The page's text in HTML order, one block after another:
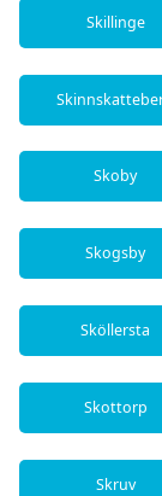
Skillinge
Skoby
Skogsby
Sköllersta
Skottorp
Skruv